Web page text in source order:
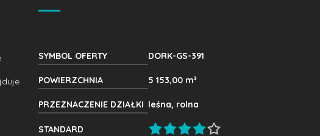
SYMBOL OFERTY DORK-GS-391
POWIERZCHNIA 5 153,00 m²
PRZEZNACZENIE DZIAŁKI leśna, rolna
STANDARD